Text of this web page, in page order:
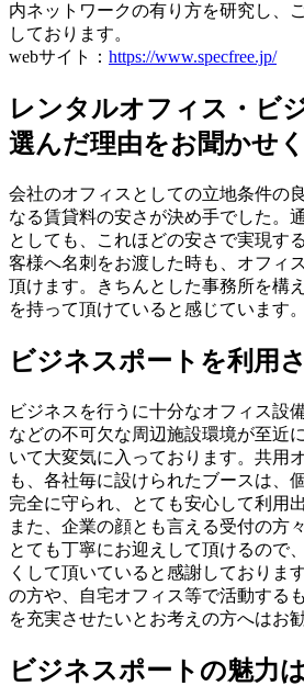
内ネットワークの有り方を研究し、
しております。
webサイト： https://www.specfree.jp/
レンタルオフィス・ビ
選んだ理由をお聞かせく
会社のオフィスとしての立地条件の
なる賃貸料の安さが決め手でした。
としても、これほどの安さで実現す
客様へ名刺をお渡した時も、オフィ
頂けます。きちんとした事務所を構
を持って頂けていると感じています。
ビジネスポートを利用
ビジネスを行うに十分なオフィス設
などの不可欠な周辺施設環境が至近
いて大変気に入っております。共用
も、各社毎に設けられたブースは、
完全に守られ、とても安心して利用
また、企業の顔とも言える受付の方
とても丁寧にお迎えして頂けるので
くして頂いていると感謝しておりま
の方や、自宅オフィス等で活動する
を充実させたいとお考えの方へはお
ビジネスポートの魅力